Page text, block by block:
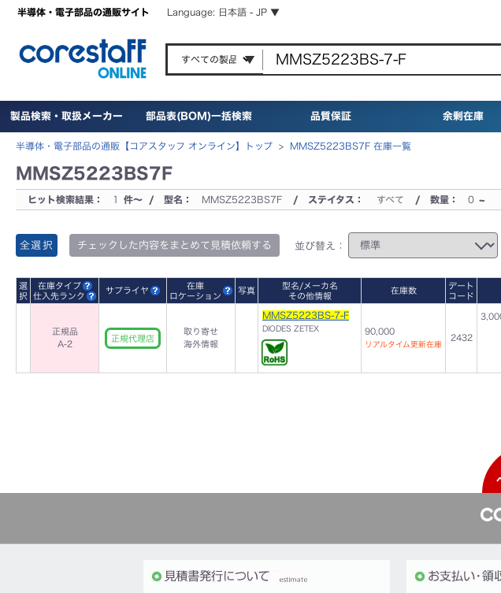
半導体・電子部品の通販サイト Language: 日本語 - JP ▼
製品検索・取扱メーカー 部品表(BOM)一括検索 品質保証 余剰在庫
半導体・電子部品の通販【コアスタッフ オンライン】トップ > MMSZ5223BS7F 在庫一覧
MMSZ5223BS7F
ヒット検索結果： 1 件～ / 型名： MMSZ5223BS7F / ステイタス： すべて / 数量： 0 ~
全選択 チェックした内容をまとめて見積依頼する 並び替え：
選
択
在庫タイプ
仕入先ランク
サプライヤ
在庫
ロケーション
写真
型名/メーカ名
その他情報
在庫数
デート
コード
正規品
A-2
正規代理店
取り寄せ
海外情報
MMSZ5223BS-7-F
DIODES ZETEX 90,000
リアルタイム更新在庫
2432